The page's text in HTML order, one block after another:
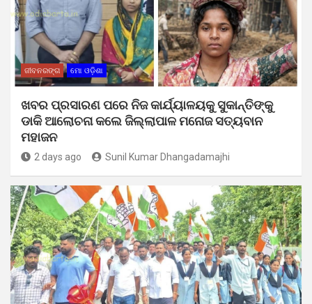
ଜୀବନରଙ୍ଗ ମୋ ଓଡ଼ିଶା
ଖବର ପ୍ରସାରଣ ପରେ ନିଜ କାର୍ଯ୍ୟାଳୟକୁ ସୁକାନ୍ତିଙ୍କୁ
ଡାକି ଆଲୋଚନା କଲେ ଜିଲ୍ଲାପାଳ ମନୋଜ ସତ୍ୟବାନ
ମହାଜନ
2 days ago Sunil Kumar Dhangadamajhi